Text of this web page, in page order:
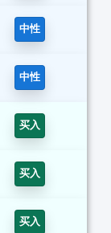
中性
中性
买入
买入
买入